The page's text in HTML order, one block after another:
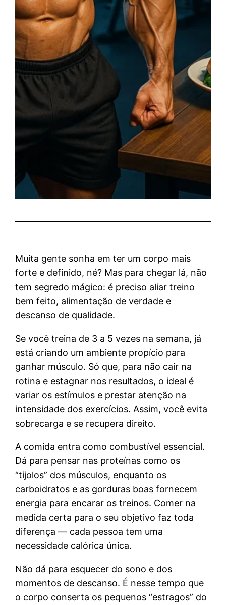
Muita gente sonha em ter um corpo mais
forte e definido, né? Mas para chegar lá, não
tem segredo mágico: é preciso aliar treino
bem feito, alimentação de verdade e
descanso de qualidade.
Se você treina de 3 a 5 vezes na semana, já
está criando um ambiente propício para
ganhar músculo. Só que, para não cair na
rotina e estagnar nos resultados, o ideal é
variar os estímulos e prestar atenção na
intensidade dos exercícios. Assim, você evita
sobrecarga e se recupera direito.
A comida entra como combustível essencial.
Dá para pensar nas proteínas como os
“tijolos” dos músculos, enquanto os
carboidratos e as gorduras boas fornecem
energia para encarar os treinos. Comer na
medida certa para o seu objetivo faz toda
diferença — cada pessoa tem uma
necessidade calórica única.
Não dá para esquecer do sono e dos
momentos de descanso. É nesse tempo que
o corpo conserta os pequenos “estragos” do